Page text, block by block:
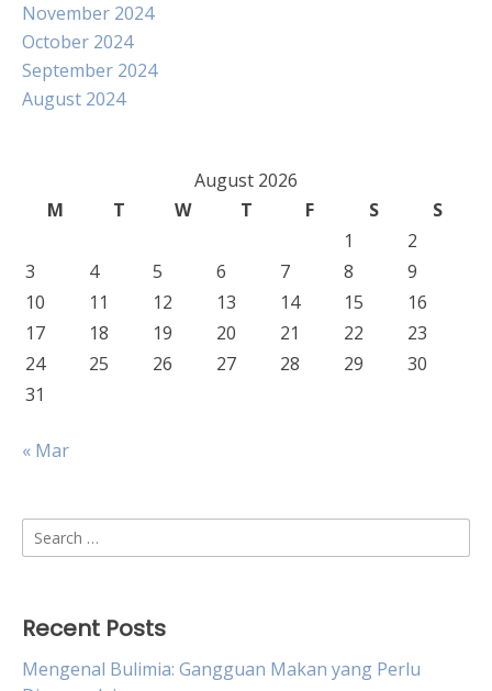
November 2024
October 2024
September 2024
August 2024
August 2026
M
T W T F S
S
1
2
3
4 5 6 7 8
9
10
11 12 13 14 15
16
17
18 19 20 21 22
23
24
25 26 27 28 29
30
31
« Mar
Search
for:
Recent Posts
Mengenal Bulimia: Gangguan Makan yang Perlu